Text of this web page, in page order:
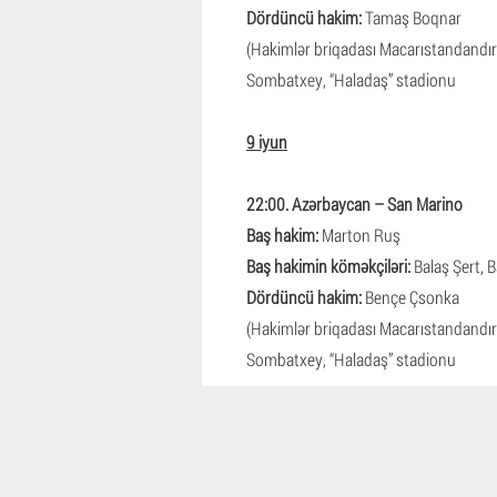
Dördüncü hakim:Tamaş Boqnar
(Hakimlər briqadası
Sombatxey, “Haladaş” stadionu
9 iyun
22:00. Azərbaycan – San Marino
Baş hakim:Marton Ruş
Baş hakimin köməkçiləri:Balaş Şert,
Dördüncü hakim:Bençe Çsonka
(Hakimlər briqadası
Sombatxey, “Haladaş” stadionu